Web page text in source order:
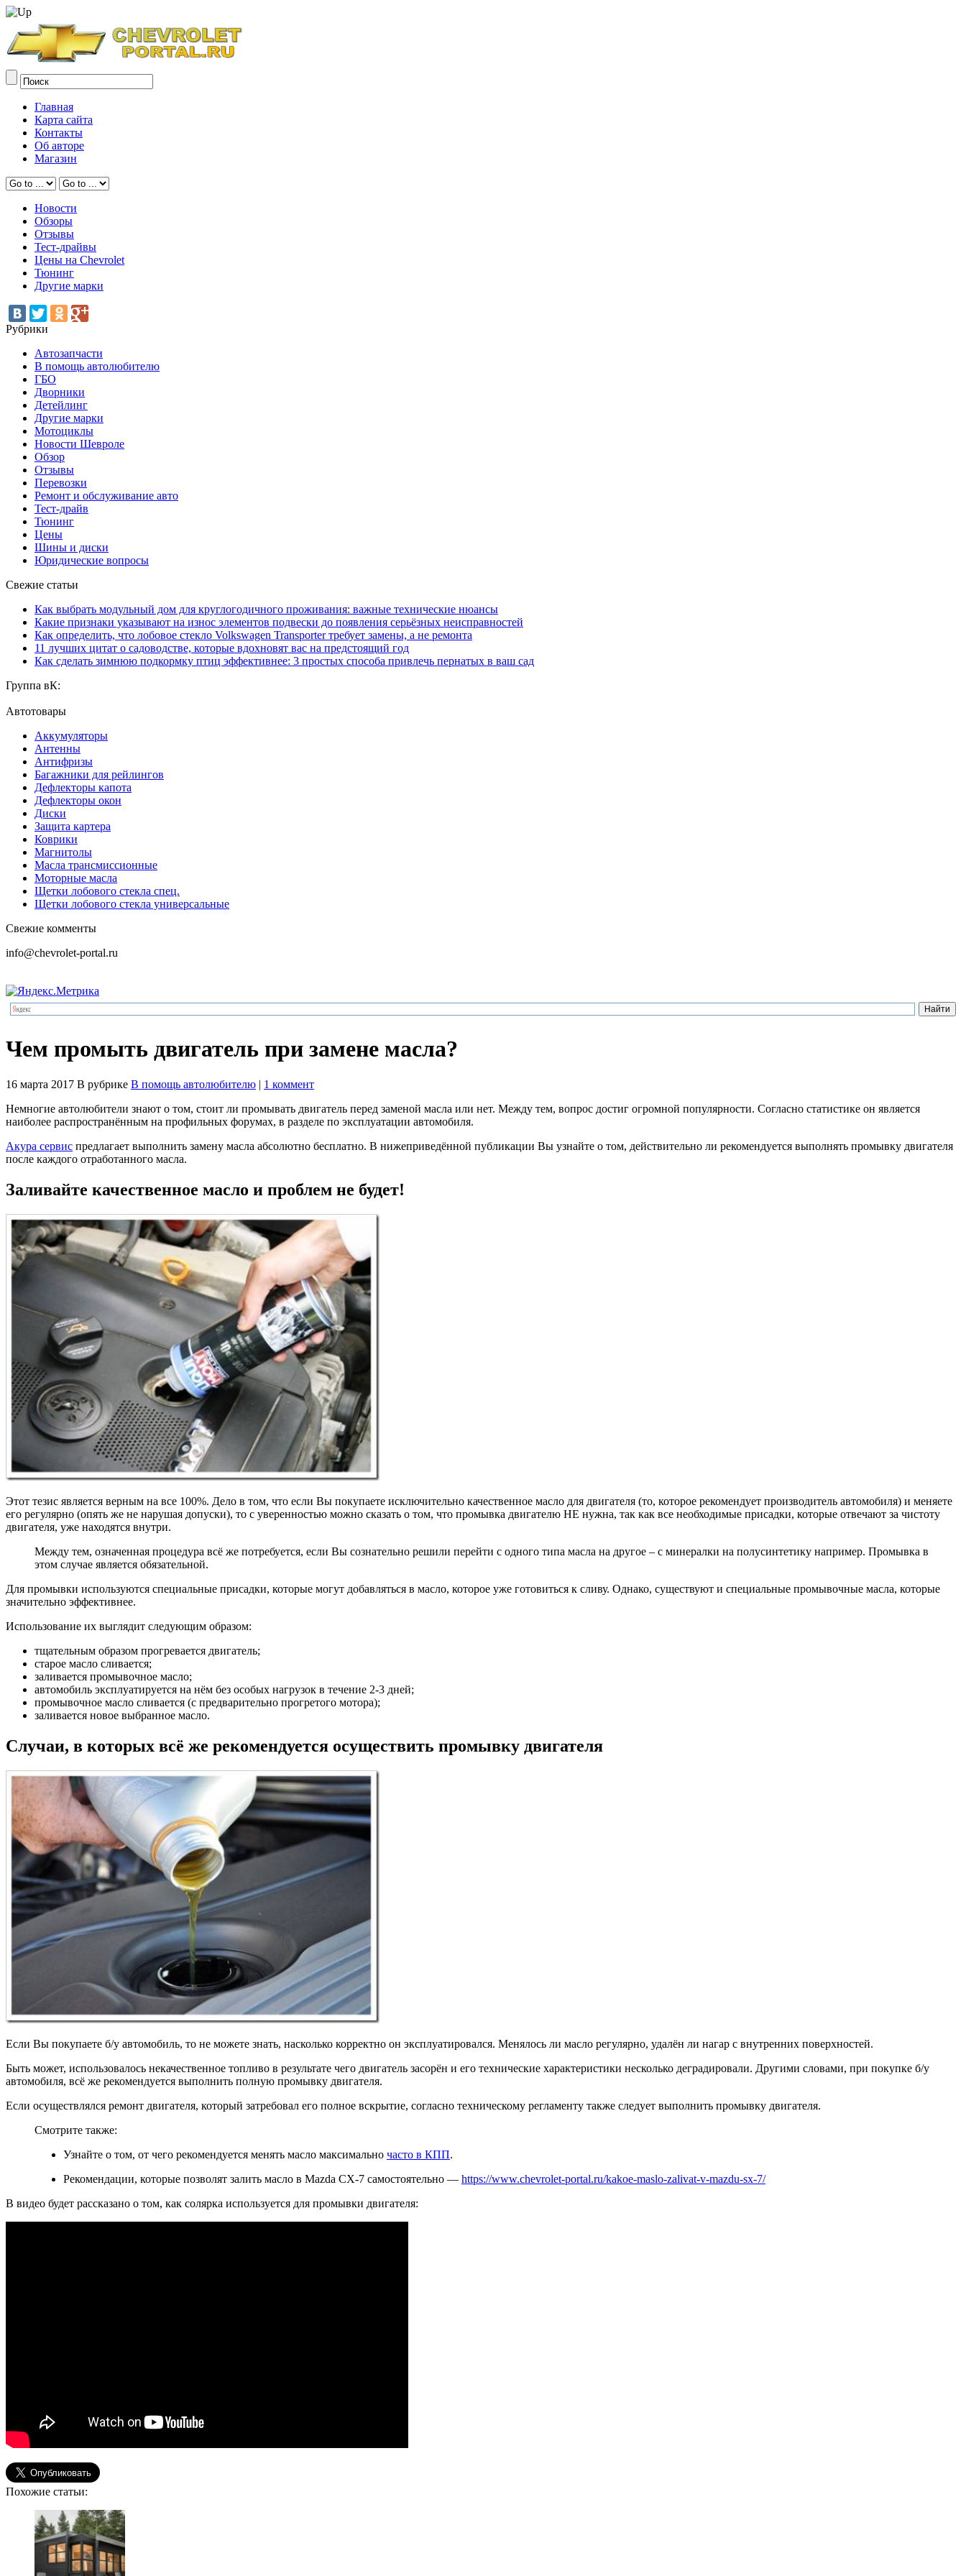
Главная
Карта сайта
Контакты
Об авторе
Магазин
Новости
Обзоры
Отзывы
Тест-драйвы
Цены на Chevrolet
Тюнинг
Другие марки
Рубрики
Автозапчасти
В помощь автолюбителю
ГБО
Дворники
Детейлинг
Другие марки
Мотоциклы
Новости Шевроле
Обзор
Отзывы
Перевозки
Ремонт и обслуживание авто
Тест-драйв
Тюнинг
Цены
Шины и диски
Юридические вопросы
Свежие статьи
Как выбрать модульный дом для круглогодичного проживания: важные технические нюансы
Какие признаки указывают на износ элементов подвески до появления серьёзных неисправностей
Как определить, что лобовое стекло Volkswagen Transporter требует замены, а не ремонта
11 лучших цитат о садоводстве, которые вдохновят вас на предстоящий год
Как сделать зимнюю подкормку птиц эффективнее: 3 простых способа привлечь пернатых в ваш сад
Группа вК:
Автотовары
Аккумуляторы
Антенны
Антифризы
Багажники для рейлингов
Дефлекторы капота
Дефлекторы окон
Диски
Защита картера
Коврики
Магнитолы
Масла трансмиссионные
Моторные масла
Щетки лобового стекла спец.
Щетки лобового стекла универсальные
Свежие комменты
info@chevrolet-portal.ru
Чем промыть двигатель при замене масла?
16 марта 2017 В рубрике В помощь автолюбителю | 1 коммент
Немногие автолюбители знают о том, стоит ли промывать двигатель перед заменой масла или нет. Между тем, вопрос достиг огромной популярности. Согласно статистике он является
наиболее распространённым на профильных форумах, в разделе по эксплуатации автомобиля.
Акура сервис предлагает выполнить замену масла абсолютно бесплатно. В нижеприведённой публикации Вы узнайте о том, действительно ли рекомендуется выполнять промывку двигателя
после каждого отработанного масла.
Заливайте качественное масло и проблем не будет!
Этот тезис является верным на все 100%. Дело в том, что если Вы покупаете исключительно качественное масло для двигателя (то, которое рекомендует производитель автомобиля) и меняете
его регулярно (опять же не нарушая допуски), то с уверенностью можно сказать о том, что промывка двигателю НЕ нужна, так как все необходимые присадки, которые отвечают за чистоту
двигателя, уже находятся внутри.
Между тем, означенная процедура всё же потребуется, если Вы сознательно решили перейти с одного типа масла на другое – с минералки на полусинтетику например. Промывка в
этом случае является обязательной.
Для промывки используются специальные присадки, которые могут добавляться в масло, которое уже готовиться к сливу. Однако, существуют и специальные промывочные масла, которые
значительно эффективнее.
Использование их выглядит следующим образом:
тщательным образом прогревается двигатель;
старое масло сливается;
заливается промывочное масло;
автомобиль эксплуатируется на нём без особых нагрузок в течение 2-3 дней;
промывочное масло сливается (с предварительно прогретого мотора);
заливается новое выбранное масло.
Случаи, в которых всё же рекомендуется осуществить промывку двигателя
Если Вы покупаете б/у автомобиль, то не можете знать, насколько корректно он эксплуатировался. Менялось ли масло регулярно, удалён ли нагар с внутренних поверхностей.
Быть может, использовалось некачественное топливо в результате чего двигатель засорён и его технические характеристики несколько деградировали. Другими словами, при покупке б/у
автомобиля, всё же рекомендуется выполнить полную промывку двигателя.
Если осуществлялся ремонт двигателя, который затребовал его полное вскрытие, согласно техническому регламенту также следует выполнить промывку двигателя.
Смотрите также:
Узнайте о том, от чего рекомендуется менять масло максимально часто в КПП.
Рекомендации, которые позволят залить масло в Mazda CX-7 самостоятельно — https://www.chevrolet-portal.ru/kakoe-maslo-zalivat-v-mazdu-sx-7/
В видео будет рассказано о том, как солярка используется для промывки двигателя:
Похожие статьи: